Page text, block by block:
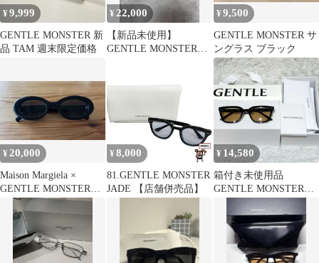
¥9,999
GENTLE MONSTER 新
品 TAM 週末限定価格
¥ 22,000
【新品未使用】
GENTLE MONSTER
¥9,500
GENTLE MONSTER サ
ングラス ブラック
¥ 20,000
Maison Margiela ×
GENTLE MONSTER
MM005
¥ 8,000
81.GENTLE MONSTER
JADE 【店舗併売品】
¥ 14,580
箱付き未使用品
GENTLE MONSTER
JUNO アイウェアサン
グラス 黒